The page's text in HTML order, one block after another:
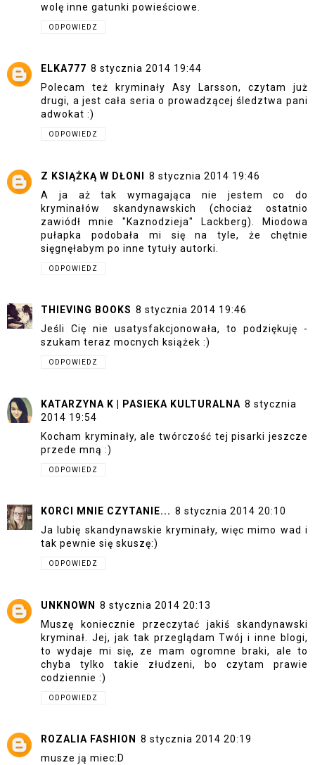
wolę inne gatunki powieściowe.
ODPOWIEDZ
ELKA777 8 stycznia 2014 19:44
Polecam też kryminały Asy Larsson, czytam już
drugi, a jest cała seria o prowadzącej śledztwa pani
adwokat :)
ODPOWIEDZ
Z KSIĄŻKĄ W DŁONI 8 stycznia 2014 19:46
A ja aż tak wymagająca nie jestem co do
kryminałów skandynawskich (chociaż ostatnio
zawiódł mnie "Kaznodzieja" Lackberg). Miodowa
pułapka podobała mi się na tyle, że chętnie
sięgnęłabym po inne tytuły autorki.
ODPOWIEDZ
THIEVING BOOKS 8 stycznia 2014 19:46
Jeśli Cię nie usatysfakcjonowała, to podziękuję -
szukam teraz mocnych książek :)
ODPOWIEDZ
KATARZYNA K | PASIEKA KULTURALNA 8 stycznia
2014 19:54
Kocham kryminały, ale twórczość tej pisarki jeszcze
przede mną :)
ODPOWIEDZ
KORCI MNIE CZYTANIE... 8 stycznia 2014 20:10
Ja lubię skandynawskie kryminały, więc mimo wad i
tak pewnie się skuszę:)
ODPOWIEDZ
UNKNOWN 8 stycznia 2014 20:13
Muszę koniecznie przeczytać jakiś skandynawski
kryminał. Jej, jak tak przeglądam Twój i inne blogi,
to wydaje mi się, ze mam ogromne braki, ale to
chyba tylko takie złudzeni, bo czytam prawie
codziennie :)
ODPOWIEDZ
ROZALIA FASHION
8 stycznia 2014 20:19
musze ją miec:D